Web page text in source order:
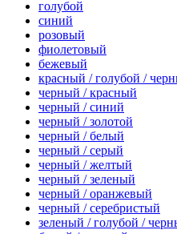
голубой
синий
розовый
фиолетовый
бежевый
красный / голубой /
черный / красный
черный / синий
черный / золотой
черный / белый
черный / серый
черный / желтый
черный / зеленый
черный / оранжевый
черный / серебристый
зеленый / голубой /